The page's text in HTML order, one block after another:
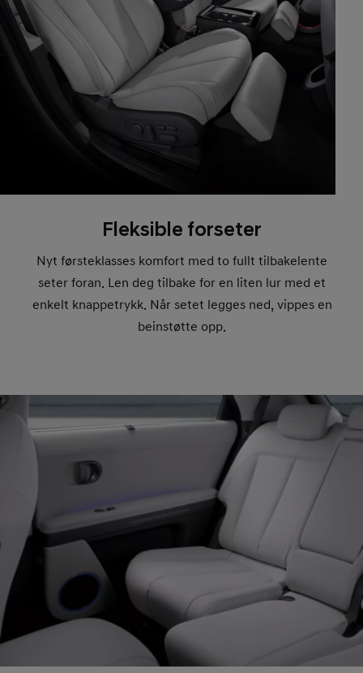
Fleksible forseter
Nyt førsteklasses komfort med to fullt tilbakelente
seter foran. Len deg tilbake for en liten lur med et
enkelt knappetrykk. Når setet legges ned, vippes en
beinstøtte opp.